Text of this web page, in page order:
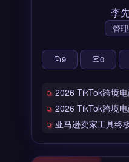
李
管
9 0
2026 TikTok跨境电商全攻略
2026 TikTok跨境电商全攻略
亚马逊卖家工具终极指南：